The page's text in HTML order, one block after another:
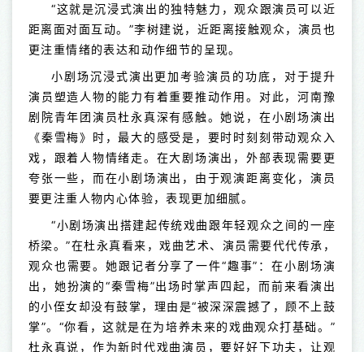
“这就是沉浸式演出的独特魅力，观众跟演员可以近
距离面对面互动。”李树建说，近距离接触观众，演员也
更注重情绪的表达和动作细节的呈现。
小剧场沉浸式演出更加考验演员的功底，对于提升
演员塑造人物的能力有着重要推动作用。对此，河南豫
剧院青年团演员杜永真深有感触。她说，在小剧场演出
《秦雪梅》时，最大的感受是，要时时刻刻带动观众入
戏，跟着人物情绪走。在大剧场演出，外部表现需要更
夸张一些，而在小剧场演出，由于观演距离变化，演员
要更注重人物内心体验，表现更加细腻。
“小剧场演出搭建起传统戏曲跟年轻观众之间的一座
桥梁。”在杜永真看来，戏曲艺术、演员需要代代传承，
观众也需要。她跟记者分享了一件“趣事”：在小剧场演
出，她扮演的“秦雪梅”出场时掌声四起，而前来看演出
的小侄女却没有鼓掌，理由是“被深深震撼了，顾不上鼓
掌”。“你看，这就是在为培养未来的戏曲观众打基础。”
杜永真说，作为新时代戏曲演员，要好好下功夫，让观